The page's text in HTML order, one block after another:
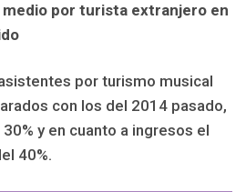
por turista extranjero en
por turismo musical
con los del 2014 pasado,
y en cuanto a ingresos el
40%.